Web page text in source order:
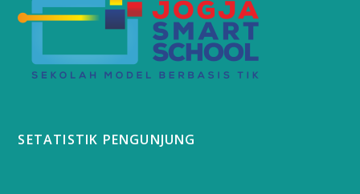
SETATISTIK PENGUNJUNG